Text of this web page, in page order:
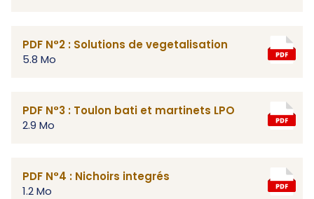
PDF N°2 : Solutions de vegetalisation
5.8 Mo
PDF N°3 : Toulon bati et martinets LPO
2.9 Mo
PDF N°4 : Nichoirs integrés
1.2 Mo